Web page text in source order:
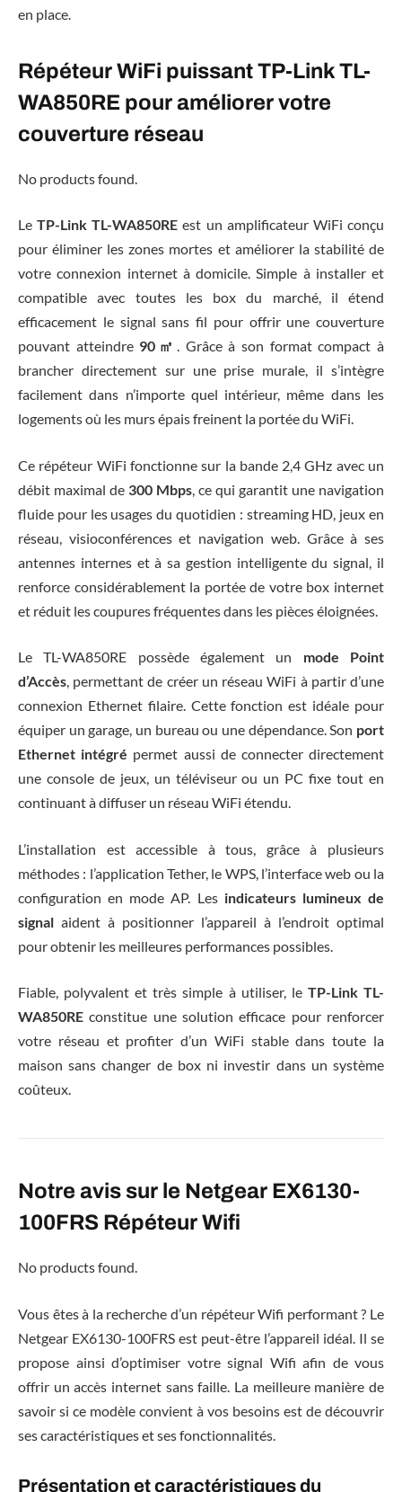
en place.
Répéteur WiFi puissant TP-Link TL-
WA850RE pour améliorer votre
couverture réseau
No products found.
LeTP-Link TL-WA850RE est un amplificateur WiFi conçu
pour éliminer les zones mortes et améliorer la stabilité de
votre connexion internet à domicile. Simple à installer et
compatible avec toutes les box du marché, il étend
efficacement le signal sans fil pour offrir une couverture
pouvant atteindre 90㎡ . Grâce à son format compact à
brancher directement sur une prise murale, il s’intègre
facilement dans n’importe quel intérieur, même dans les
logements où les murs épais freinent la portée du WiFi.
Ce répéteur WiFi fonctionne sur la bande 2,4 GHz avec un
débit maximal de 300 Mbps , ce qui garantit une navigation
fluide pour les usages du quotidien : streaming HD, jeux en
réseau, visioconférences et navigation web. Grâce à ses
antennes internes et à sa gestion intelligente du signal, il
renforce considérablement la portée de votre box internet
et réduit les coupures fréquentes dans les pièces éloignées.
Le TL-WA850RE possède également un mode Point
d’Accès, permettant de créer un réseau WiFi à partir d’une
connexion Ethernet filaire. Cette fonction est idéale pour
équiper un garage, un bureau ou une dépendance. Son port
Ethernet intégré permet aussi de connecter directement
une console de jeux, un téléviseur ou un PC fixe tout en
continuant à diffuser un réseau WiFi étendu.
L’installation est accessible à tous, grâce à plusieurs
méthodes : l’application Tether, le WPS, l’interface web ou la
configuration en mode AP. Les indicateurs lumineux de
signal aident à positionner l’appareil à l’endroit optimal
pour obtenir les meilleures performances possibles.
Fiable, polyvalent et très simple à utiliser, le TP-Link TL-
WA850RE constitue une solution efficace pour renforcer
votre réseau et profiter d’un WiFi stable dans toute la
maison sans changer de box ni investir dans un système
coûteux.
Notre avis sur le Netgear EX6130-
100FRS Répéteur Wifi
No products found.
Vous êtes à la recherche d’un répéteur Wifi performant ? Le
Netgear EX6130-100FRS est peut-être l’appareil idéal. Il se
propose ainsi d’optimiser votre signal Wifi afin de vous
offrir un accès internet sans faille. La meilleure manière de
savoir si ce modèle convient à vos besoins est de découvrir
ses caractéristiques et ses fonctionnalités.
Présentation et caractéristiques du